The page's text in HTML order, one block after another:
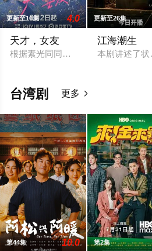
更新至16集 4.0
天才，女友
根据素光同同名小说改编。江逾白
更新至26集
江海潮生
本剧讲述了
台湾剧 更多 
第44集 10.0 第2集